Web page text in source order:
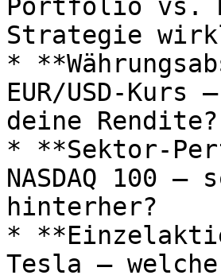
Portfolio vs.
Strategie
*
EUR/USD-
deine Rendite?
* **Sektor-
NASDAQ 100
hinterher?
*
Tesla –